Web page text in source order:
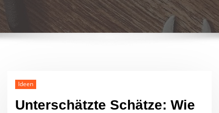
Ideen
Unterschätzte Schätze: Wie